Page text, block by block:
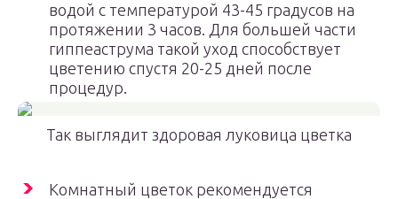
водой с температурой 43-45 градусов на
протяжении 3 часов. Для большей части
гиппеаструма такой уход способствует
цветению спустя 20-25 дней после
процедур.
Так выглядит здоровая луковица цветка
Комнатный цветок рекомендуется